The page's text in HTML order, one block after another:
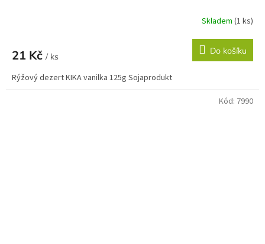
Skladem (1 ks)
21 Kč / ks
Do košíku
Rýžový dezert KIKA vanilka 125g Sojaprodukt
Kód: 7990